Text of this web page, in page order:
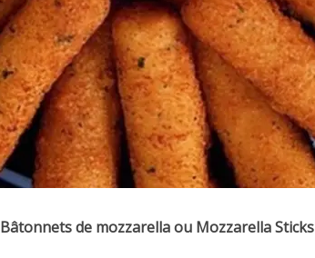
Bâtonnets de mozzarella ou Mozzarella Sticks